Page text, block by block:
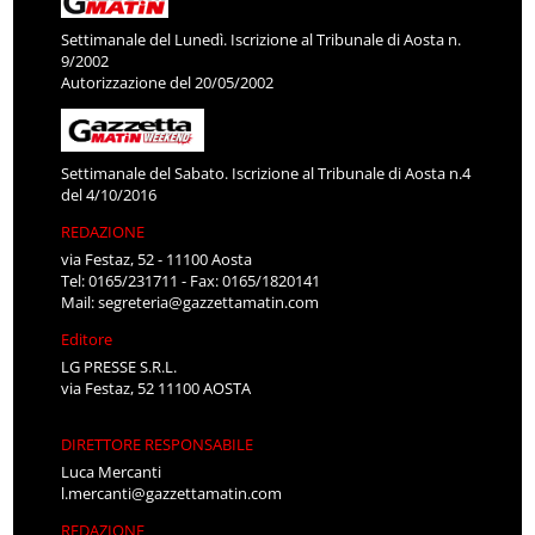
Settimanale del Lunedì. Iscrizione al Tribunale di Aosta n.
9/2002
Autorizzazione del 20/05/2002
Settimanale del Sabato. Iscrizione al Tribunale di Aosta n.4
del 4/10/2016
REDAZIONE
via Festaz, 52 - 11100 Aosta
Tel: 0165/231711 - Fax: 0165/1820141
Mail:segreteria@gazzettamatin.com
Editore
LG PRESSE S.R.L.
via Festaz, 52 11100 AOSTA
DIRETTORE RESPONSABILE
Luca Mercanti
l.mercanti@gazzettamatin.com
REDAZIONE